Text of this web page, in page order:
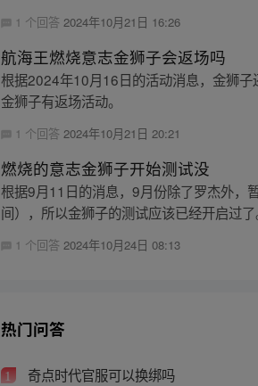
1 个回答 2024年10月21日 16:26
航海王燃烧意志金狮子会返场吗
根据2024年10月16日的活动消息，金狮
金狮子有返场活动。
1 个回答 2024年10月21日 20:21
燃烧的意志金狮子开始测试没
根据9月11日的消息，9月份除了罗杰外，
间），所以金狮子的测试应该已经开启过了
1 个回答2024年10月24日 08:13
热门问答
1 奇点时代官服可以换绑吗